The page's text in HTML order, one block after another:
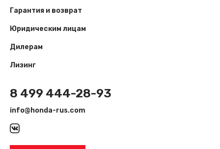
Гарантия и возврат
Юридическим лицам
Дилерам
Лизинг
8 499 444-28-93
info@honda-rus.com